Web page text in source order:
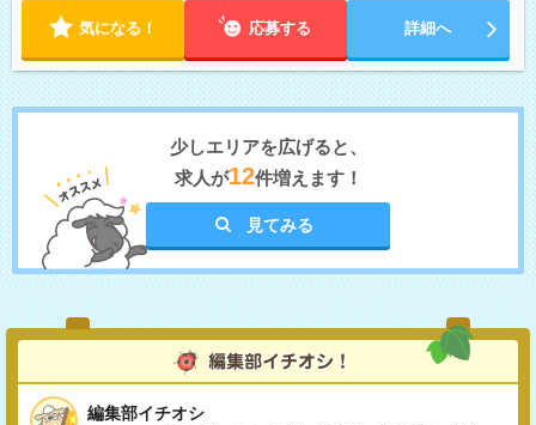
気になる！ 応募する 詳細へ
少しエリアを広げると、
求人が12件増えます！
見てみる
編集部イチオシ